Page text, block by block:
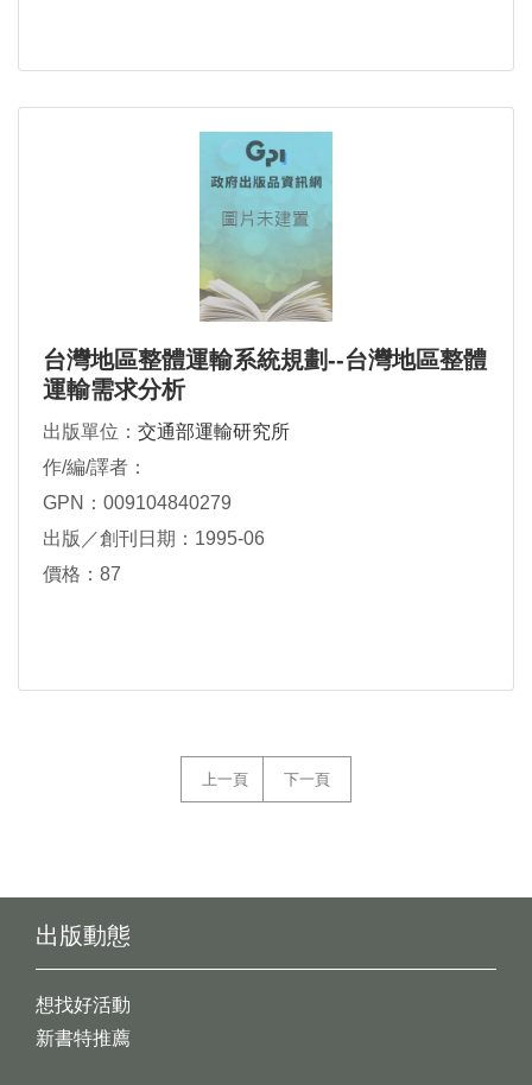
台灣地區整體運輸系統規劃--台灣地區整體
運輸需求分析
出版單位： 交通部運輸研究所
作/編/譯者：
GPN：009104840279
出版／創刊日期：1995-06
價格：87
上一頁 下一頁
出版動態
想找好活動
新書特推薦